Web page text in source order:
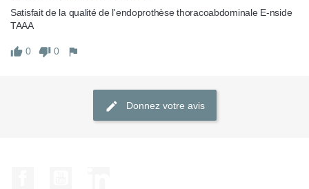
Satisfait de la qualité de l'endoprothèse thoracoabdominale E-nside
TAAA
0 0
Donnez votre avis